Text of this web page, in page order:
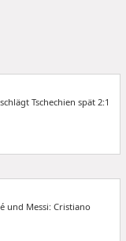
Tschechien spät 2:1
und Messi: Cristiano